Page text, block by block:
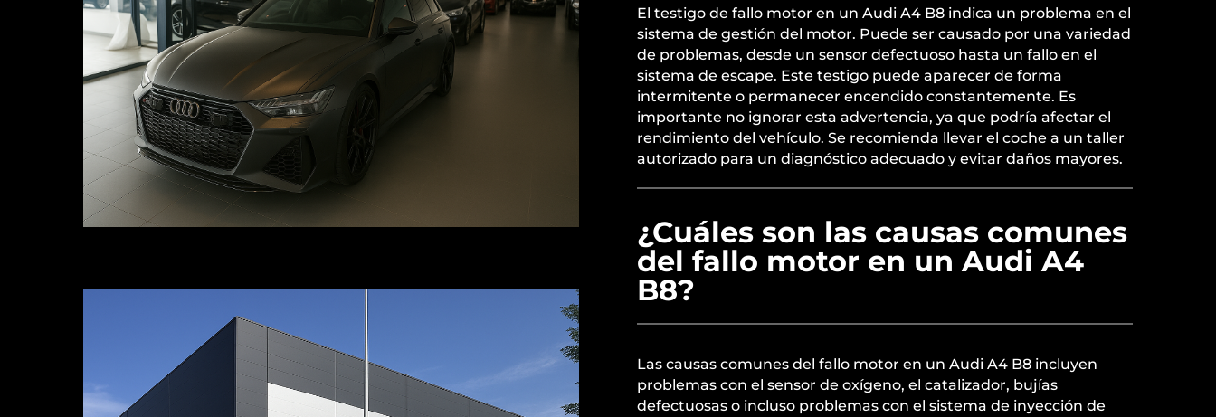
El testigo de fallo motor en un Audi A4 B8 indica un problema en el
sistema de gestión del motor. Puede ser causado por una variedad
de problemas, desde un sensor defectuoso hasta un fallo en el
sistema de escape. Este testigo puede aparecer de forma
intermitente o permanecer encendido constantemente. Es
importante no ignorar esta advertencia, ya que podría afectar el
rendimiento del vehículo. Se recomienda llevar el coche a un taller
autorizado para un diagnóstico adecuado y evitar daños mayores.
¿Cuáles son las causas comunes
del fallo motor en un Audi A4
B8?
Las causas comunes del fallo motor en un Audi A4 B8 incluyen
problemas con el sensor de oxígeno, el catalizador, bujías
defectuosas o incluso problemas con el sistema de inyección de